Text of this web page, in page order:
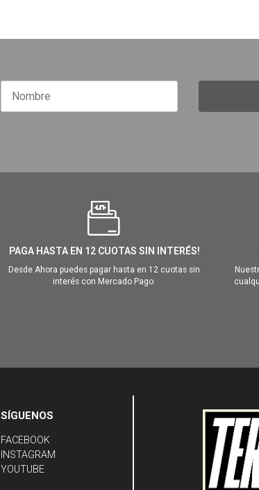
PAGA HASTA EN 12 CUOTAS SIN INTERÉS!
Desde Ahora puedes pagar hasta en 12 cuotas sin
interés con Mercado Pago.
SÍGUENOS
FACEBOOK
INSTAGRAM
YOUTUBE